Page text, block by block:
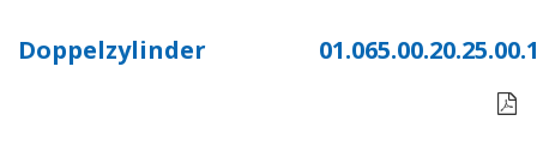
Doppelzylinder
